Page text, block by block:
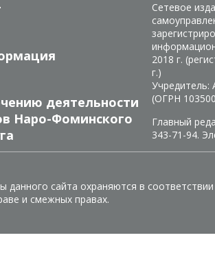
деятельности
Наро-Фоминского
Сетевое
2018 г.
г.)
Учредитель:
(ОГРН
Главный
343-71-94.
данного сайта охраняются в
и смежных правах.